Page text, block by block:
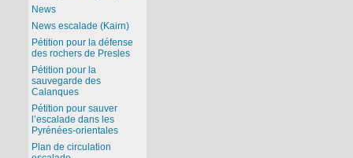
News
News escalade (Kairn)
Pétition pour la défense
des rochers de Presles
Pétition pour la
sauvegarde des
Calanques
Pétition pour sauver
l’escalade dans les
Pyrénées-orientales
Plan de circulation